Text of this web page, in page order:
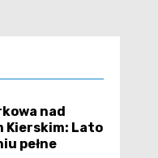
nad
Kierskim: Lato
pełne